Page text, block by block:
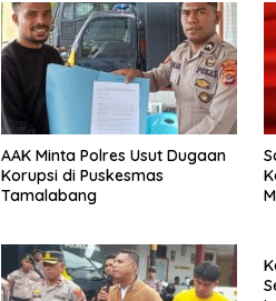
AAK Minta Polres Usut Dugaan
Korupsi di Puskesmas
Tamalabang